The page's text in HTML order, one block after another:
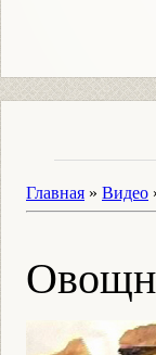
Главная » Видео